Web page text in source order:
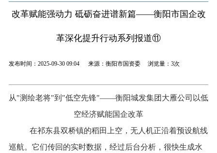
改革赋能强动力 砥砺奋进谱新篇——衡阳市国企改
革深化提升行动系列报道⑪
发布时间：2025-09-30 09:04 来源：衡阳市国资委 浏览量： 3次
从"测绘老将"到 "低空先锋"——衡阳城发集团大雁公司 以低
空经济赋能国企改革
在祁东县双桥镇的稻田上空，无人机正沿着预设航线
巡航。它们传回的实时数据，经过后台分析，很快生成水